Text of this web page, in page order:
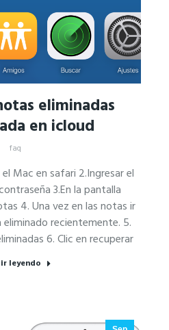
eliminadas
en icloud
faq
Mac en safari 2.Ingresar el
3.En la pantalla
4. Una vez en las notas ir
recientemente. 5.
6. Clic en recuperar
leyendo